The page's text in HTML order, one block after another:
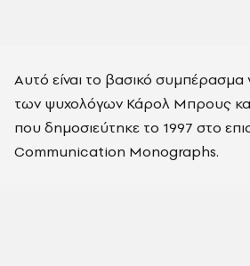
Αυτό είναι το βασικό
των ψυχολόγων Κάρολ Μπρους και
που δημοσιεύτηκε το 1997 στο
Communication Monographs.